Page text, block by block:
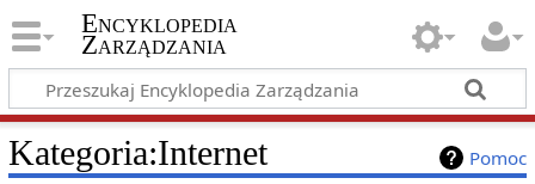
Encyklopedia
Zarządzania
Pomoc
Kategoria:Internet